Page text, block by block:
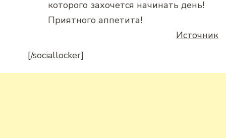
которого захочется начинать день!
Приятного аппетита!
Источник
[/sociallocker]